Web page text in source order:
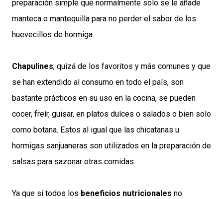
preparación simple que normalmente solo se le añade
manteca o mantequilla para no perder el sabor de los
huevecillos de hormiga.
Chapulines, quizá de los favoritos y más comunes y que
se han extendido al consumo en todo el país, son
bastante prácticos en su uso en la cocina, se pueden
cocer, freír, guisar, en platos dulces o salados o bien solo
como botana. Estos al igual que las chicatanas u
hormigas sanjuaneras son utilizados en la preparación de
salsas para sazonar otras comidas.
Ya que sí todos los beneficios nutricionales no